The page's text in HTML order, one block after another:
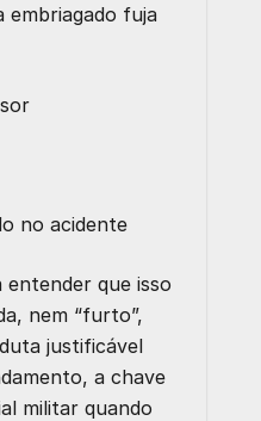
embriagado fuja
no acidente
que isso
nem “furto”,
justificável
a chave
militar quando